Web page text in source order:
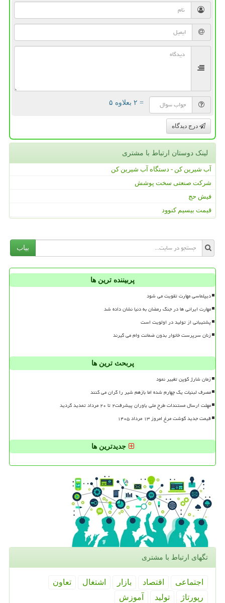
= ۲ بعلاوه ۵
درج دیدگاه
لینک دوستان ارتباط با مشتری
آب شیرین کن - دستگاه آب شیرین کن
شرکت صنعتی سخت پوشش
فیش حج
قیمت بیسیم کنوود
بیاب
پربیننده ترین ها
دیپلماسی مهارت تقویت می شود
مهارت ایرانی ها در جنگ رمضان به دنیا نشان داده شد
پشتیبانی از تولید در اولویت است
زنان سرپرست خانوار بدون ضمانت وام می گیرند
پربحث ترین ها
زمان شارژ کوپن تغییر نمود
مصرف لبنیات یک چهارم شده اما بازهم شیر را گران می کنند
مهلت ارسال مستندات طرح ملی یاوران پیشرفت۲ تا ۲۰ مرداد تمدید گردید
قیمت جدید گوشت مرغ امروز ۱۳ مرداد ۱۴۰۵
جدیدترین ها
تگهای ارتباط با مشتری
اجتماعی اقتصاد بازار اشتغال
تعاون
رپورتاژ
تولید آموزش